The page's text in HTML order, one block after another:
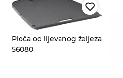
Ploča od lijevanog željeza
56080